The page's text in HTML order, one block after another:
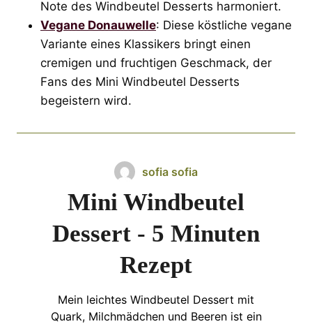
Note des Windbeutel Desserts harmoniert.
Vegane Donauwelle: Diese köstliche vegane
Variante eines Klassikers bringt einen
cremigen und fruchtigen Geschmack, der
Fans des Mini Windbeutel Desserts
begeistern wird.
sofia sofia
Mini Windbeutel
Dessert - 5 Minuten
Rezept
Mein leichtes Windbeutel Dessert mit
Quark, Milchmädchen und Beeren ist ein